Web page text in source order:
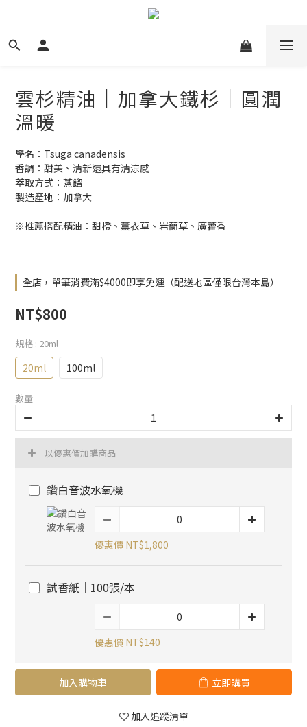
雲杉精油｜加拿大鐵杉｜圓潤
溫暖
學名：Tsuga canadensis
香調：甜美、清新還具有清涼感
萃取方式：蒸餾
製造產地：加拿大
※推薦搭配精油：甜橙、薰衣草、岩蘭草、廣藿香
全店，單筆消費滿$4000即享免運（配送地區僅限台灣本島）
NT$800
規格 : 20ml
20ml 100ml
數量
以優惠價加購商品
鑽白音波水氧機
優惠價 NT$1,800
試香紙｜100張/本
優惠價 NT$140
加入購物車 立即購買
加入追蹤清單